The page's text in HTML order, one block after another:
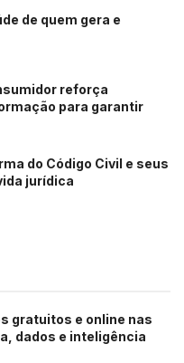
de quem gera e
reforça
para garantir
do Código Civil e seus
jurídica
gratuitos e online nas
dados e inteligência